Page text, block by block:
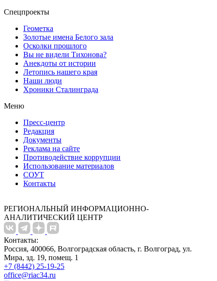
Спецпроекты
Геометка
Золотые имена Белого зала
Осколки прошлого
Вы не видели Тихонова?
Анекдоты от истории
Летопись нашего края
Наши люди
Хроники Сталинграда
Меню
Пресс-центр
Редакция
Документы
Реклама на сайте
Противодействие коррупции
Использование материалов
СОУТ
Контакты
РЕГИОНАЛЬНЫЙ ИНФОРМАЦИОННО-
АНАЛИТИЧЕСКИЙ ЦЕНТР
Контакты:
Россия, 400066, Волгоградская область, г. Волгоград, ул.
Мира, зд. 19, помещ. 1
+7 (8442) 25-19-25
office@riac34.ru